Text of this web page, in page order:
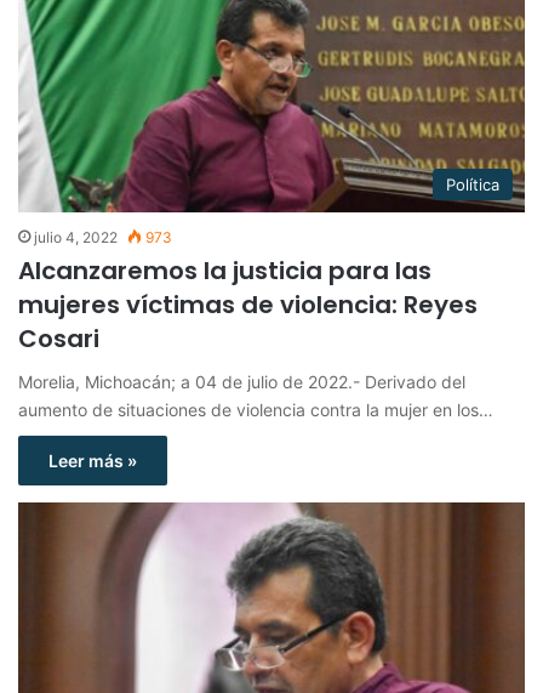
Política
julio 4, 2022 973
Alcanzaremos la justicia para las
mujeres víctimas de violencia: Reyes
Cosari
Morelia, Michoacán; a 04 de julio de 2022.- Derivado del
aumento de situaciones de violencia contra la mujer en los…
Leer más »